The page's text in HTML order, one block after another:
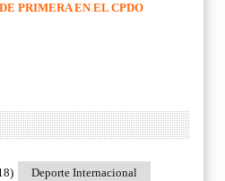
PRIMERA EN EL CPDO
Deporte Internacional